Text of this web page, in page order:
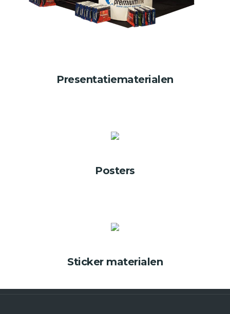
Presentatiematerialen
Posters
Sticker materialen